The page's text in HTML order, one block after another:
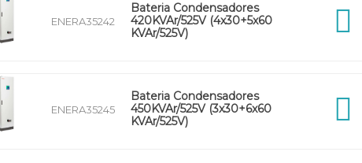
ENERA35242
Bateria Condensadores
420KVAr/525V (4x30+5x60
KVAr/525V)
ENERA35245
Bateria Condensadores
450KVAr/525V (3x30+6x60
KVAr/525V)